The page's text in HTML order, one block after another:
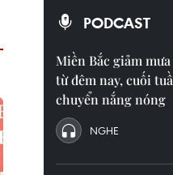
PODCAST
Miền Bắc giảm mưa
từ đêm nay, cuối
chuyển nắng nóng
NGHE